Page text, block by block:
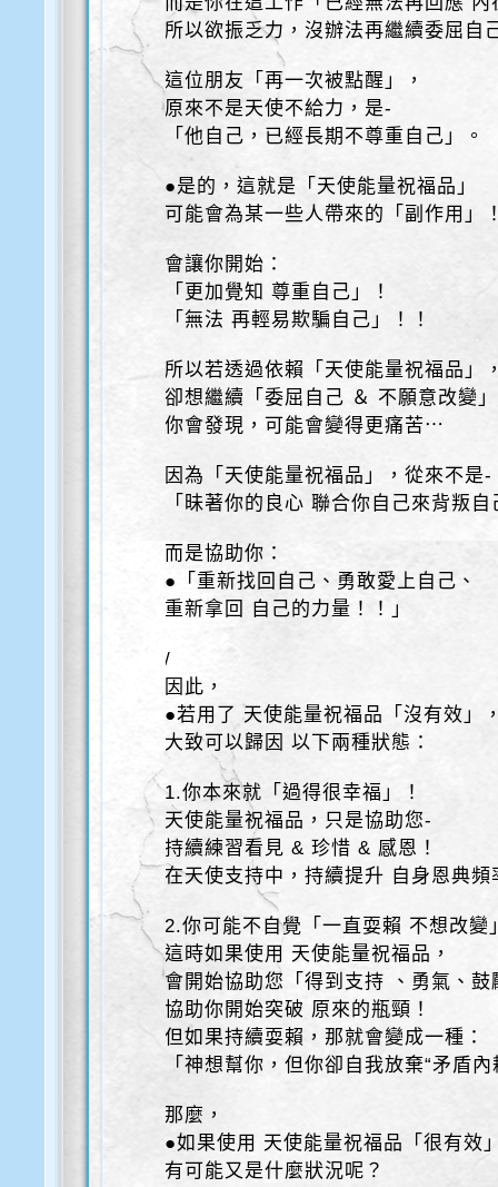
所以欲振乏力，沒辦法再繼續委屈自
這位朋友「再一次被點醒」，
原來不是天使不給力，是-
「他自己，已經長期不尊重自己」。
●是的，這就是「天使能量祝福品」
可能會為某一些人帶來的「副作用」
會讓你開始：
「更加覺知 尊重自己」！
「無法 再輕易欺騙自己」！！
所以若透過依賴「天使能量祝福品」
卻想繼續「委屈自己 ＆ 不願意改變
你會發現，可能會變得更痛苦⋯
因為「天使能量祝福品」，從來不是-
「昧著你的良心 聯合你自己來背叛自
而是協助你：
●「重新找回自己、勇敢愛上自己、
重新拿回 自己的力量！！」
/
因此，
●若用了 天使能量祝福品「沒有效」
大致可以歸因 以下兩種狀態：
1.你本來就「過得很幸福」！
天使能量祝福品，只是協助您-
持續練習看見 & 珍惜 & 感恩！
在天使支持中，持續提升 自身恩典頻
2.你可能不自覺「一直耍賴 不想改變
這時如果使用 天使能量祝福品，
會開始協助您「得到支持 、勇氣、鼓
協助你開始突破 原來的瓶頸！
但如果持續耍賴，那就會變成一種：
「神想幫你，但你卻自我放棄“矛盾內
那麼，
●如果使用 天使能量祝福品「很有效
有可能又是什麼狀況呢？